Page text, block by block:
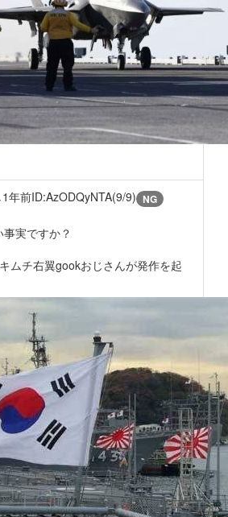
1年前ID:AzODQyNTA(9/9) NG
実ですか？
ムチ右翼gookおじさんが発作を起